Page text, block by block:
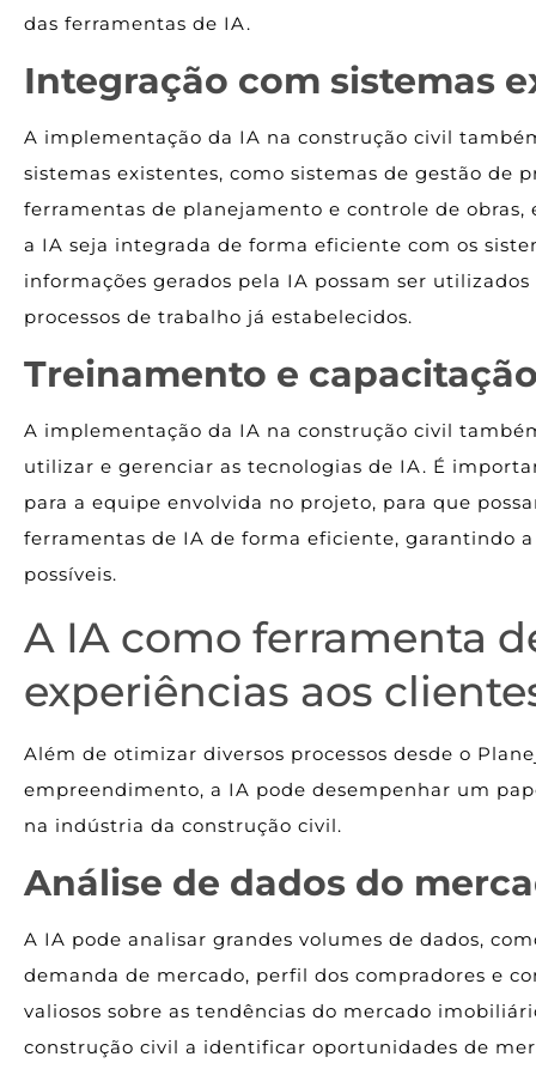
das ferramentas de IA.
Integração com sistemas
A implementação da IA na construção civil
sistemas existentes, como sistemas de gestão de
ferramentas de planejamento e controle de
a IA seja integrada de forma eficiente com os
informações gerados pela IA possam ser
processos de trabalho já estabelecidos.
Treinamento e
A implementação da IA na construção civil
utilizar e gerenciar as tecnologias de IA. É
para a equipe envolvida no projeto, para que
ferramentas de IA de forma eficiente, garantindo
possíveis.
A IA como ferramenta
experiências aos
Além de otimizar diversos processos desde o
empreendimento, a IA pode desempenhar um
na indústria da construção civil.
Análise de dados do
A IA pode analisar grandes volumes de dados,
demanda de mercado, perfil dos compradores e
valiosos sobre as tendências do mercado
construção civil a identificar oportunidades de